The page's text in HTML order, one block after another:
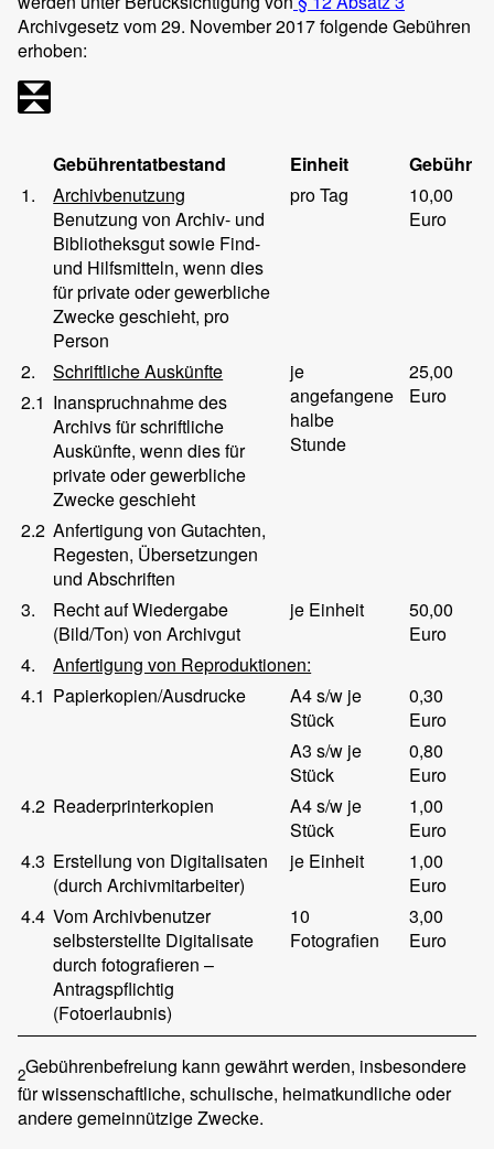
Archivgesetz vom 29. November 2017 folgende Gebühren
erhoben:
Gebührentatbestand Einheit
Gebühr
1.
Archivbenutzung
Benutzung von Archiv- und
Bibliotheksgut sowie Find-
und Hilfsmitteln, wenn dies
für private oder gewerbliche
Zwecke geschieht, pro
Person
pro Tag
10,00
Euro
2. Schriftliche Auskünfte
je
angefangene
halbe
Stunde
25,00
Euro
2.1 Inanspruchnahme des
Archivs für schriftliche
Auskünfte, wenn dies für
private oder gewerbliche
Zwecke geschieht
2.2 Anfertigung von Gutachten,
Regesten, Übersetzungen
und Abschriften
3.
Recht auf Wiedergabe
(Bild/Ton) von Archivgut
je Einheit
50,00
Euro
4.
Anfertigung von Reproduktionen:
4.1 Papierkopien/Ausdrucke
A4 s/w je
Stück
0,30
Euro
A3 s/w je
Stück
0,80
Euro
4.2 Readerprinterkopien
A4 s/w je
Stück
1,00
Euro
4.3 Erstellung von Digitalisaten
(durch Archivmitarbeiter)
je Einheit
1,00
Euro
4.4 Vom Archivbenutzer
selbsterstellte Digitalisate
durch fotografieren –
Antragspflichtig
(Fotoerlaubnis)
10
Fotografien
3,00
Euro
2Gebührenbefreiung kann gewährt werden, insbesondere
für wissenschaftliche, schulische, heimatkundliche oder
andere gemeinnützige Zwecke.